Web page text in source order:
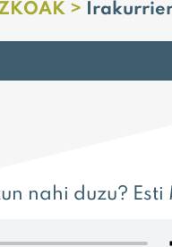
>
nahi duzu?